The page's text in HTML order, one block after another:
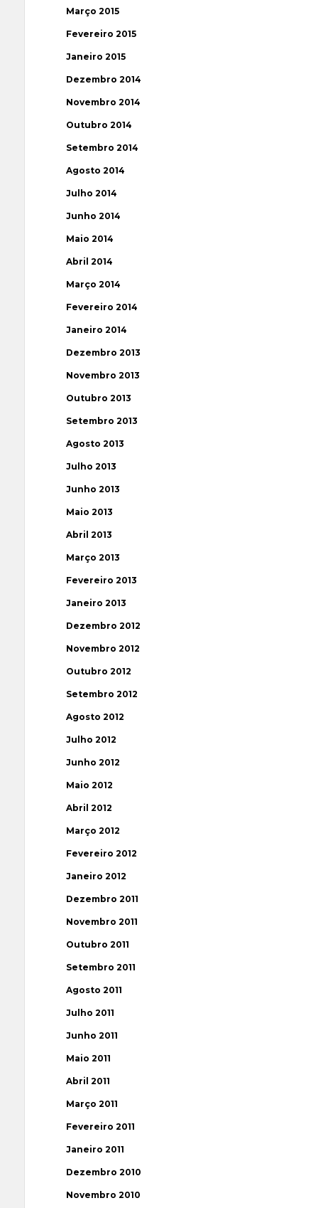
Março 2015
Fevereiro 2015
Janeiro 2015
Dezembro 2014
Novembro 2014
Outubro 2014
Setembro 2014
Agosto 2014
Julho 2014
Junho 2014
Maio 2014
Abril 2014
Março 2014
Fevereiro 2014
Janeiro 2014
Dezembro 2013
Novembro 2013
Outubro 2013
Setembro 2013
Agosto 2013
Julho 2013
Junho 2013
Maio 2013
Abril 2013
Março 2013
Fevereiro 2013
Janeiro 2013
Dezembro 2012
Novembro 2012
Outubro 2012
Setembro 2012
Agosto 2012
Julho 2012
Junho 2012
Maio 2012
Abril 2012
Março 2012
Fevereiro 2012
Janeiro 2012
Dezembro 2011
Novembro 2011
Outubro 2011
Setembro 2011
Agosto 2011
Julho 2011
Junho 2011
Maio 2011
Abril 2011
Março 2011
Fevereiro 2011
Janeiro 2011
Dezembro 2010
Novembro 2010